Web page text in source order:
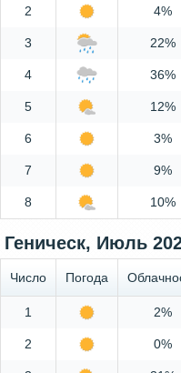
2 4%
3 22%
4 36%
5 12%
6 3%
7 9%
8 10%
Геническ, Июль
Число Погода
1
2%
2 0%